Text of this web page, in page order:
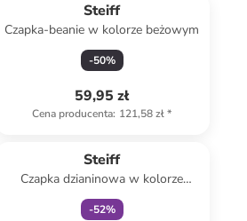
Steiff
Czapka-beanie w kolorze beżowym
-50%
59,95 zł
Cena producenta: 121,58 zł*
Steiff
Czapka dzianinowa w kolorze
kremowym
-52%